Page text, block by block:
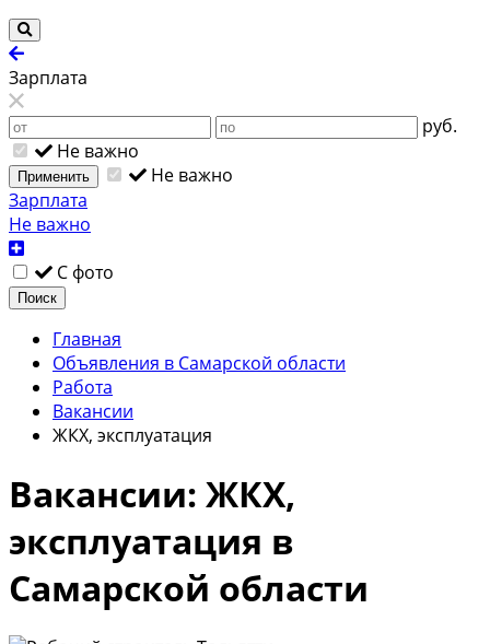
Зарплата
руб.
Не важно
Применить
Не важно
Зарплата
Не важно
С фото
Поиск
Главная
Объявления в Самарской области
Работа
Вакансии
ЖКХ, эксплуатация
Вакансии: ЖКХ,
эксплуатация в
Самарской области